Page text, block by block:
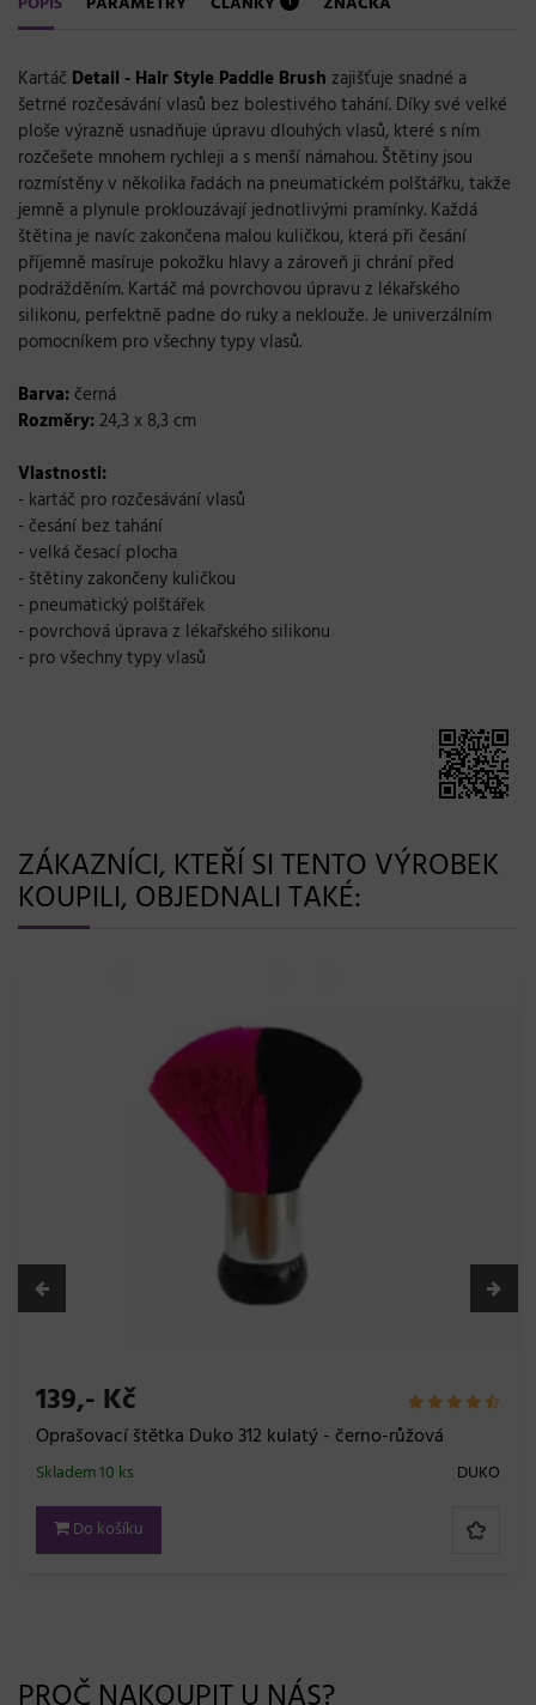
Kartáč Detail - Hair Style Paddle Brush zajišťuje snadné a
šetrné rozčesávání vlasů bez bolestivého tahání. Díky své velké
ploše výrazně usnadňuje úpravu dlouhých vlasů, které s ním
rozčešete mnohem rychleji a s menší námahou. Štětiny jsou
rozmístěny v několika řadách na pneumatickém polštářku, takže
jemně a plynule proklouzávají jednotlivými pramínky. Každá
štětina je navíc zakončena malou kuličkou, která při česání
příjemně masíruje pokožku hlavy a zároveň ji chrání před
podrážděním. Kartáč má povrchovou úpravu z lékařského
silikonu, perfektně padne do ruky a neklouže. Je univerzálním
pomocníkem pro všechny typy vlasů.
Barva: černá
Rozměry:24,3 x 8,3 cm
Vlastnosti:
- kartáč pro rozčesávání vlasů
- česání bez tahání
- velká česací plocha
- štětiny zakončeny kuličkou
- pneumatický polštářek
- povrchová úprava z lékařského silikonu
- pro všechny typy vlasů
ZÁKAZNÍCI, KTEŘÍ SI TENTO VÝROBEK
KOUPILI, OBJEDNALI TAKÉ:
139,- Kč
Oprašovací štětka Duko 312 kulatý - černo-růžová
DUKO
Skladem 10 ks
Do košíku